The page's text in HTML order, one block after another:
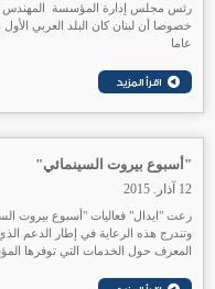
رئس مجلس إدارة المؤسسة المهندس
خصوصا أن لبنان كان البلد العربي
عاما
"أسبوع بيروت السينمائي"
12 آذار. 2015
وتندرج هذه الرعاية في إطار الدعم
المعرف حول الخدمات التي توفرها